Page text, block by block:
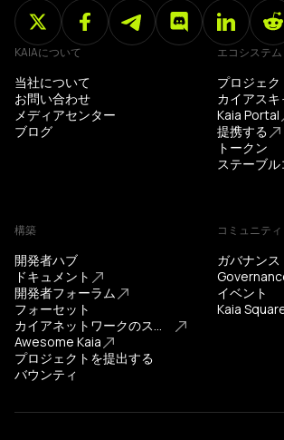
KAIAについて
当社について
お問い合わせ
メディアセンター
ブログ
エコシステム
プロジェク
カイアスキ
Kaia Portal
提携する
トークン
ステーブル
構築
開発者ハブ
ドキュメント
開発者フォーラム
フォーセット
カイアネットワークのステータス
Awesome Kaia
プロジェクトを提出する
バウンティ
コミュニティ
ガバナンス
イベント
Kaia